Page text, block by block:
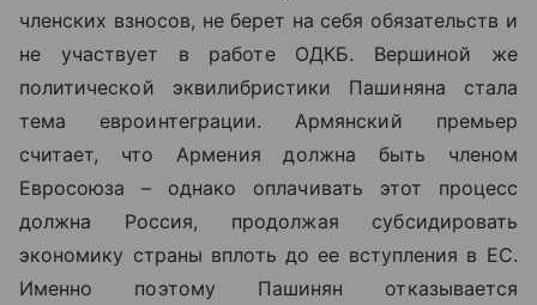
членских взносов, не берет на себя обязательств и
не участвует в работе ОДКБ. Вершиной же
политической эквилибристики Пашиняна стала
тема евроинтеграции. Армянский премьер
считает, что Армения должна быть членом
Евросоюза – однако оплачивать этот процесс
должна Россия, продолжая субсидировать
экономику страны вплоть до ее вступления в ЕС.
Именно поэтому Пашинян отказывается